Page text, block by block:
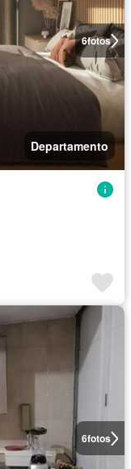
6fotos
Departamento
6fotos